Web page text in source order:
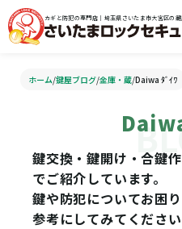
カギと防犯の専門店｜埼玉県さいたま市大宮区の
ホーム/鍵屋ブログ/金庫・蔵/Daiwa ﾀﾞｲﾜ
鍵交換・鍵開け・合鍵
でご紹介しています。
鍵や防犯についてお困
参考にしてみてください